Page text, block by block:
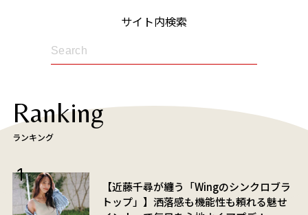
サイト内検索
Ranking
ランキング
【近藤千尋が纏う「Wingのシンクロブラ
トップ」】洒落感も機能性も頼れる魅せ